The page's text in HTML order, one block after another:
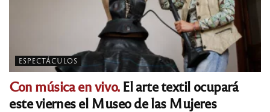
ESPECTÁCULOS
Con música en vivo.El arte textil ocupará
este viernes el Museo de las Mujeres